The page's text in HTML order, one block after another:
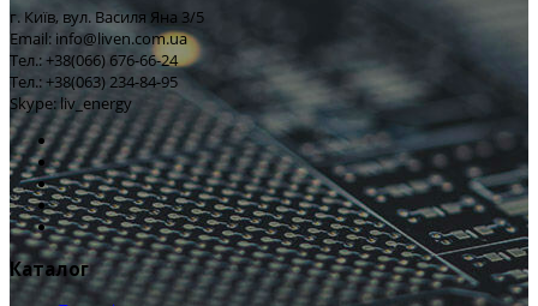
г. Київ, вул. Василя Яна 3/5
Email: info@liven.com.ua
Тел.: +38(066) 676-66-24
Тел.: +38(063) 234-84-95
Skype: liv_energy
Каталог